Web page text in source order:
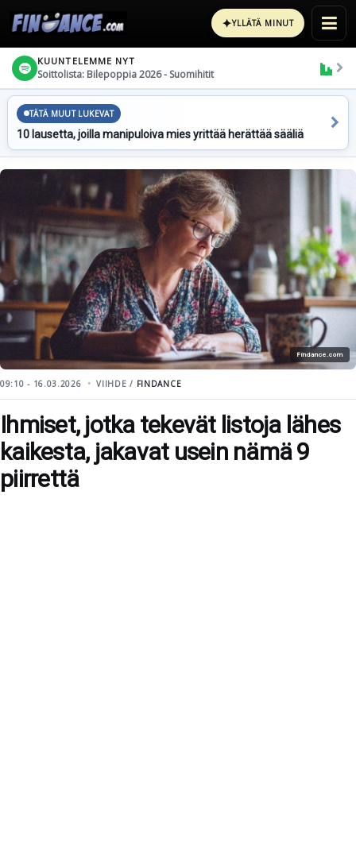
✦YLLÄTÄ MINUT
KUUNTELEMME NYT
Soittolista: Bilepoppia 2026 - Suomihitit
TÄTÄ MUUT LUKEVAT
10 lausetta, joilla manipuloiva mies yrittää herättää sääliä
Findance.com
09:10 - 16.03.2026 VIIHDE / FINDANCE
Ihmiset, jotka tekevät listoja lähes
kaikesta, jakavat usein nämä 9
piirrettä